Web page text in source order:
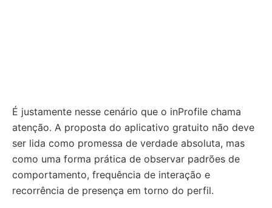
É justamente nesse cenário que o inProfile chama
atenção. A proposta do aplicativo gratuito não deve
ser lida como promessa de verdade absoluta, mas
como uma forma prática de observar padrões de
comportamento, frequência de interação e
recorrência de presença em torno do perfil.